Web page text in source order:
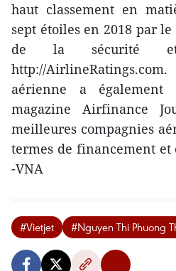
haut classement en
sept étoiles en 2018 par
de la sécurité
http://
aérienne a
magazine Airfinance
meilleures compagnies
termes de financement et
-VNA
#Vietjet #Nguyen Thi Phuong